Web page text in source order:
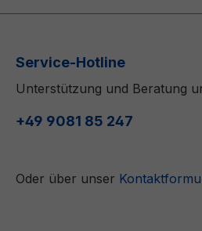
Service-Hotline
Unterstützung und Beratung
+49 9081 85 247
Oder über unser